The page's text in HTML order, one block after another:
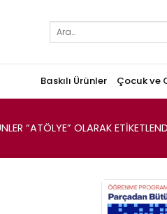
Ara:
Baskılı Ürünler Çocuk ve
“ATÖLYE” OLARAK